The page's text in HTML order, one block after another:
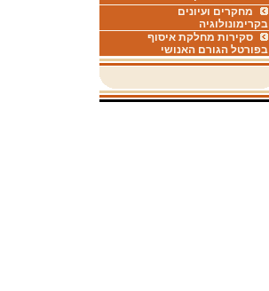
מחקרים ועיונים
בקרימונולוגיה
סקירות מחלקת איסוף
בפורטל הגורם האנושי